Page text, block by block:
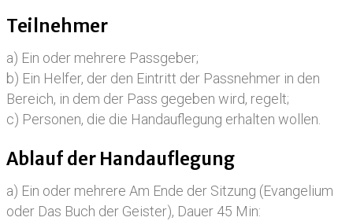
Teilnehmer
a) Ein oder mehrere Passgeber;
b) Ein Helfer, der den Eintritt der Passnehmer in den
Bereich, in dem der Pass gegeben wird, regelt;
c) Personen, die die Handauflegung erhalten wollen.
Ablauf der Handauflegung
a) Ein oder mehrere Am Ende der Sitzung (Evangelium
oder Das Buch der Geister), Dauer 45 Min: